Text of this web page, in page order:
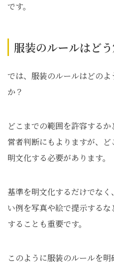
です。
服装のルールはど
では、服装のルールはどの
か？
どこまでの範囲を許容する
営者判断にもよりますが、
明文化する必要があります。
基準を明文化するだけでな
い例を写真や絵で提示する
することも重要です。
このように服装のルールを